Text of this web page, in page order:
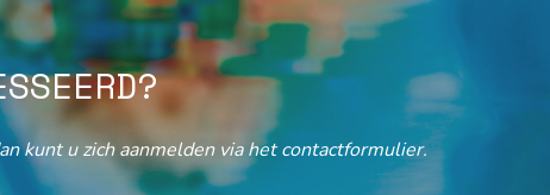
kunt u zich aanmelden via het contactformulier.